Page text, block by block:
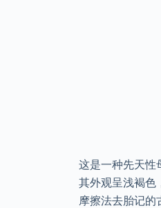
这是一种先天性
其外观呈浅褐色
摩擦法去胎记的